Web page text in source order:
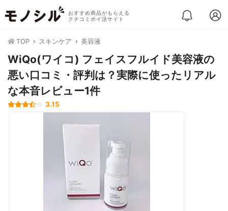
おすすめ商品がもらえる
クチコミポイ活サイト
TOP スキンケア 美容液
WiQo(ワイコ) フェイスフルイド美容液の
悪い口コミ・評判は？実際に使ったリアル
な本音レビュー1件
3.15